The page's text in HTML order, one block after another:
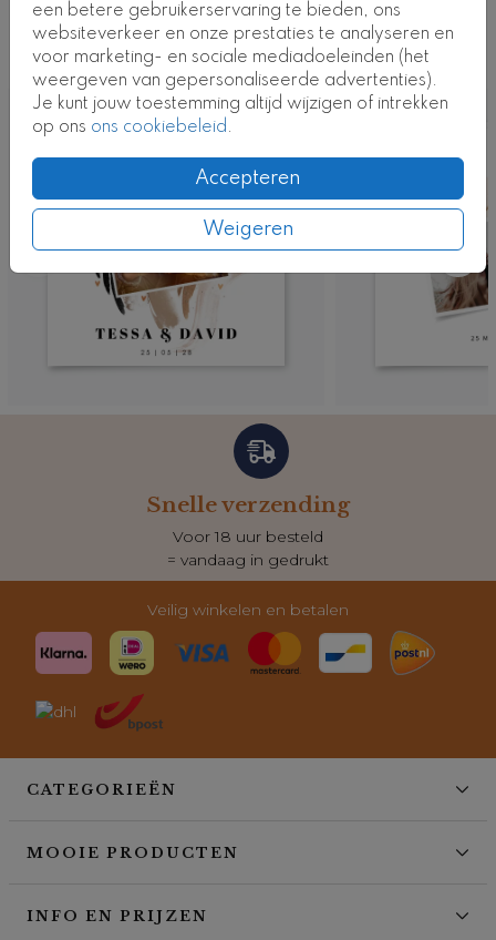
een betere gebruikerservaring te bieden, ons
websiteverkeer en onze prestaties te analyseren en
voor marketing- en sociale mediadoeleinden (het
weergeven van gepersonaliseerde advertenties).
Je kunt jouw toestemming altijd wijzigen of intrekken
op ons ons cookiebeleid.
Accepteren
Weigeren
Deze ontwerpen vind je misschien ook
leuk
Kaart
Snelle verzending
Voor 18 uur besteld
= vandaag in gedrukt
Veilig winkelen en betalen
CATEGORIEËN
MOOIE PRODUCTEN
INFO EN PRIJZEN